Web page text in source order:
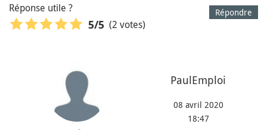
Répondre
Réponse utile ?
5/5 (2 votes)
PaulEmploi
08 avril 2020
18:47